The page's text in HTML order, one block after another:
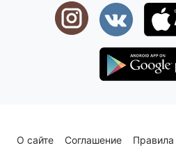
О сайте Соглашение Правила